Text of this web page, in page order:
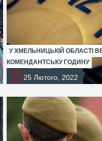
У ХМЕЛЬНИЦЬКІЙ ОБЛАСТІ
КОМЕНДАНТСЬКУ ГОДИНУ
25 Лютого, 2022